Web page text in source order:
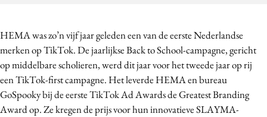
Effectiviteit
Gedragsverandering
Influencer marketing
Interne communicatie
Martech
HEMA was zo’n vijf jaar geleden een van de eerste Nederlandse
merken op TikTok. De jaarlijkse Back to School-campagne, gericht
op middelbare scholieren, werd dit jaar voor het tweede jaar op rij
een TikTok-first campagne. Het leverde HEMA en bureau
GoSpooky bij de eerste TikTok Ad Awards de Greatest Branding
Award op. Ze kregen de prijs voor hun innovatieve SLAYMA-